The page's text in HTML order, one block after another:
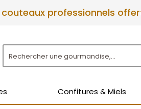
couteaux professionnels
Confitures & Miels